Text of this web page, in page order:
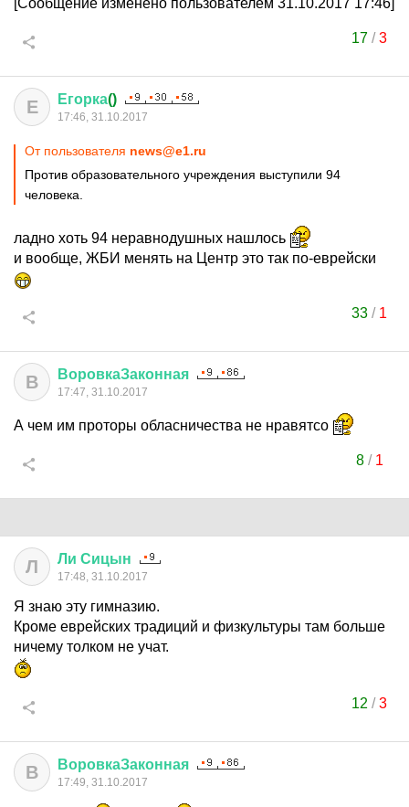
[Сообщение изменено пользователем 31.10.2017 17:46]
17 /3
Е Егорка()
17:46, 31.10.2017
От пользователя news@e1.ru
Против образовательного учреждения выступили 94
человека.
ладно хоть 94 неравнодушных нашлось
и вообще, ЖБИ менять на Центр это так по-еврейски
33 / 1
В ВоровкаЗаконная
17:47, 31.10.2017
А чем им проторы обласничества не нравятсо
8/ 1
Л Ли Сицын
17:48, 31.10.2017
Я знаю эту гимназию.
Кроме еврейских традиций и физкультуры там больше
ничему толком не учат.
12 /3
В ВоровкаЗаконная
17:49, 31.10.2017